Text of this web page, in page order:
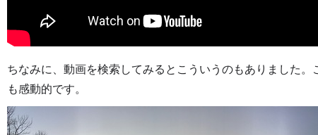
ちなみに、動画を検索してみるとこういうのもありました
も感動的です。